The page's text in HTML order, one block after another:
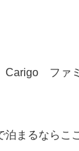
ファミ
泊まるならこ